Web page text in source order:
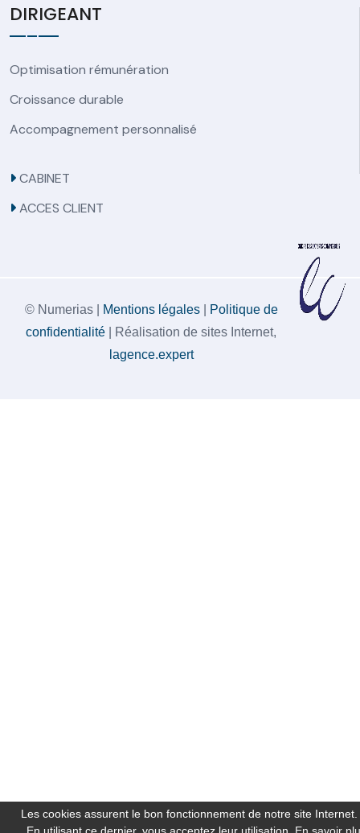
DIRIGEANT
Optimisation rémunération
Croissance durable
Accompagnement personnalisé
CABINET
ACCES CLIENT
© Numerias | Mentions légales|
Politique de
confidentialité | Réalisation de sites Internet,
lagence.expert
Les cookies assurent le bon fonctionnement de notre site Internet.